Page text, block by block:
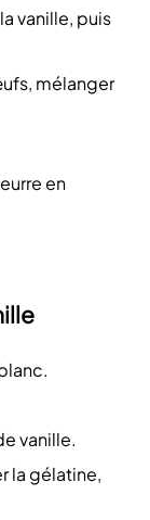
vanille, puis
mélanger
en
vanille.
la gélatine,